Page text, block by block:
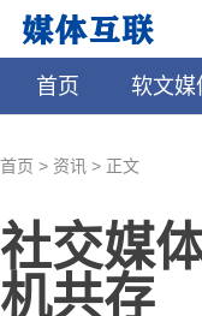
首页 软文媒
首页 > 资讯 > 正文
社交媒
机共存